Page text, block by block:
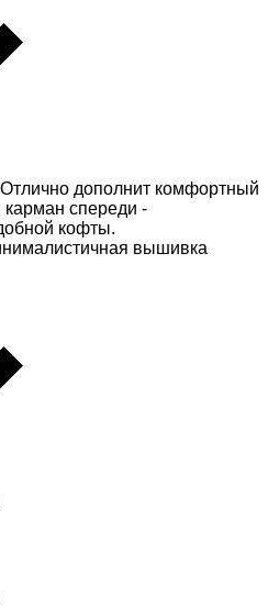
дополнит комфортный
спереди -
кофты.
вышивка